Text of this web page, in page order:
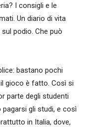
I consigli e le
Un diario di vita
podio. Che può
bastano pochi
gioco è fatto. Così si
parte degli studenti
pagarsi gli studi, e così
in Italia, dove,